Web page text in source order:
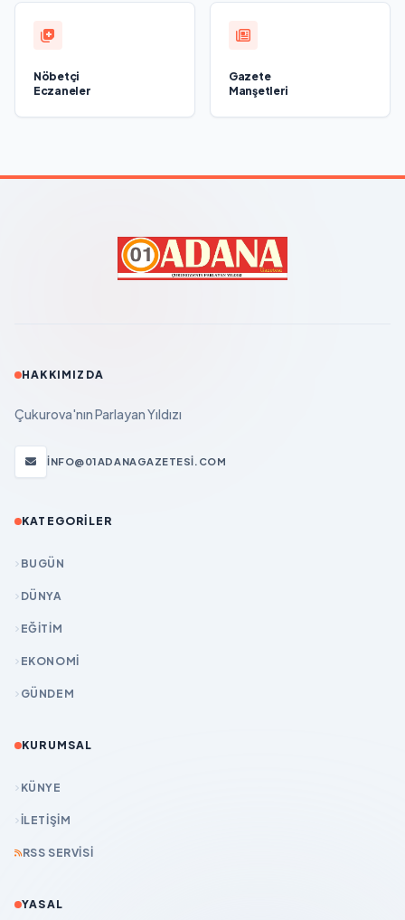
Nöbetçi
Eczaneler
Gazete
Manşetleri
HAKKIMIZDA
Çukurova'nın Parlayan Yıldızı
INFO@01ADANAGAZETESI.COM
KATEGORILER
BUGÜN
DÜNYA
EĞİTİM
EKONOMİ
GÜNDEM
KURUMSAL
KÜNYE
İLETIŞIM
RSS SERVISI
YASAL